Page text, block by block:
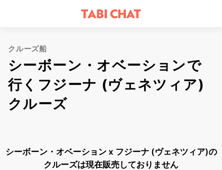
クルーズ船
シーボーン・オベーションで
行くフジーナ (ヴェネツィア)
クルーズ
シーボーン・オベーション x フジーナ (ヴェネツィア)の
クルーズは現在販売しておりません